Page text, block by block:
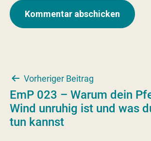
Beitragsnavigation
Vorheriger Beitrag
EmP 023 – Warum dein
Wind unruhig ist und was
tun kannst